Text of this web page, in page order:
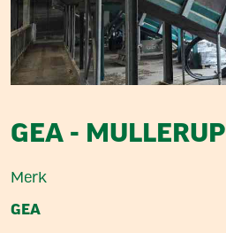
GEA - MULLERUP
Merk
GEA